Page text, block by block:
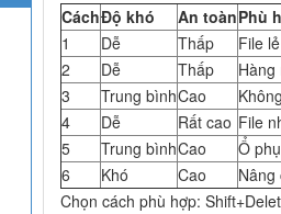
CáchĐộ khó An toànPhù
1
Dễ Thấp
File lẻ
2
Dễ Thấp
Hàng
3
Trung bìnhCao
4
Dễ Rất cao File
5
Trung bìnhCao
Ổ phụ
6
Khó Cao
Nâng
Chọn cách phù hợp: